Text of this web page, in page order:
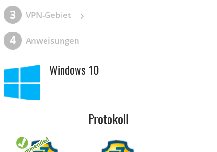
3 VPN-Gebiet ›
4 Anweisungen
Windows 10
Protokoll